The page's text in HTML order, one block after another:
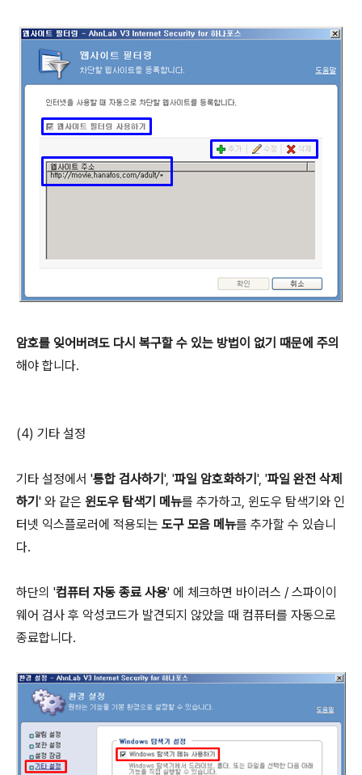
암호를 잊어버려도 다시 복구할 수 있는 방법이 없기 때문에 주의
해야 합니다.
(4) 기타 설정
기타 설정에서 '통합 검사하기 ', '파일 암호화하기 ', '파일 완전 삭제
하기 ' 와 같은 윈도우 탐색기 메뉴를 추가하고, 윈도우 탐색기와 인
터넷 익스플로러에 적용되는 도구 모음 메뉴를 추가할 수 있습니
다.
하단의 '컴퓨터 자동 종료 사용' 에 체크하면 바이러스 / 스파이이
웨어 검사 후 악성코드가 발견되지 않았을 때 컴퓨터를 자동으로
종료합니다.